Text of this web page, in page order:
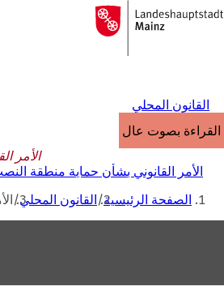
الانتقال إلى المحتوى
إلى
الصفحة
القانون المحلي
القراءة بصوت عالٍ
الأمر
الأمر القانوني بشأن حماية منطقة النصب
أنت الصفحة الرئيسية القانون المحلي